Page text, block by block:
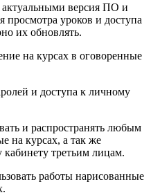
актуальными версия ПО и
уроков и доступа
их обновлять.
на курсах в оговоренные
и доступа к личному
и распространять любым
на курсах, а так же
кабинету третьим лицам.
работы нарисованные